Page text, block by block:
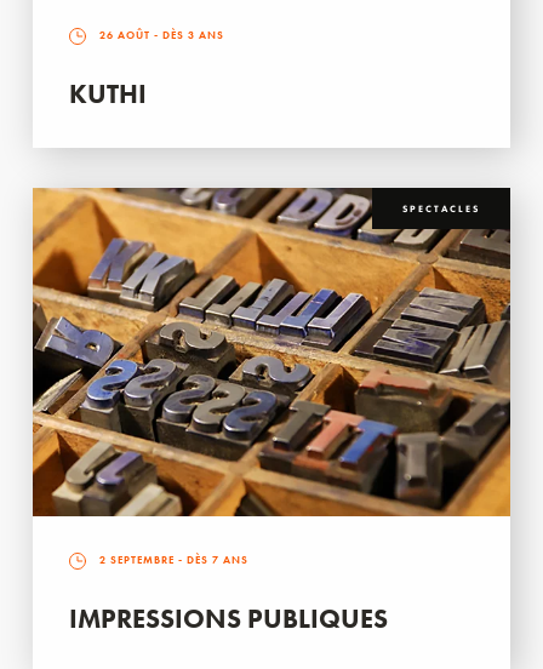
26 AOÛT - DÈS 3 ANS
KUTHI
SPECTACLES
2 SEPTEMBRE - DÈS 7 ANS
IMPRESSIONS PUBLIQUES